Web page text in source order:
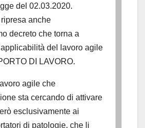
del 02.03.2020.
anche
decreto che torna a
del lavoro agile
DI LAVORO.
agile che
sta cercando di attivare
esclusivamente ai
di patologie, che li